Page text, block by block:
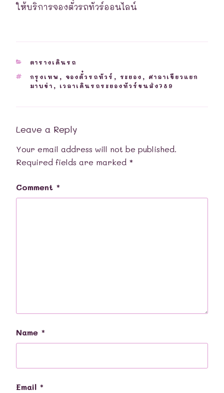
ให้บริการจองตั๋วรถทัวร์ออนไลน์
CATEGORIES
ตารางเดินรถ
TAGS
กรุงเทพ , จองตั๋วรถทัวร์ , ระยอง , ศาลาเขียวแยก
มาบข่า , เวลาเดินรถระยองทัวร์ขนส่ง789
Leave a Reply
Your email address will not be published.
Required fields are marked *
Comment *
Name *
Email *